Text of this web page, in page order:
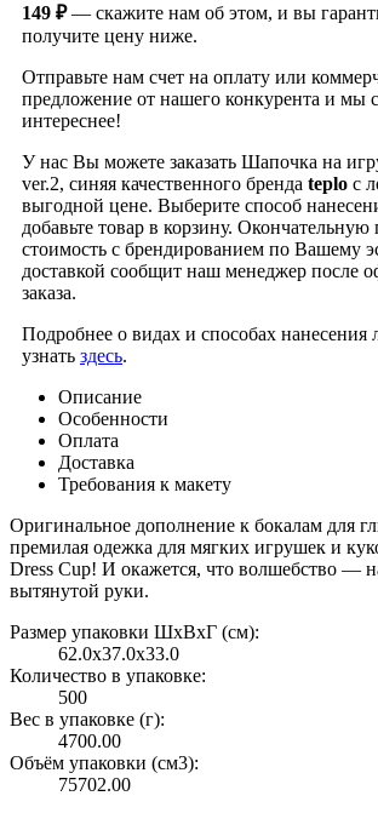
149 ₽— скажите нам об этом, и вы
получите цену ниже.
Отправьте нам счет на оплату или
предложение от нашего конкурента и мы
интереснее!
У нас Вы можете заказать Шапочка на
ver.2, синяя качественного бренда teplo с
выгодной цене. Выберите способ
добавьте товар в корзину.
стоимость с брендированием по Вашему
доставкой сообщит наш менеджер после
заказа.
Подробнее о видах и способах нанесения
узнать здесь.
Описание
Особенности
Оплата
Доставка
Требования к макету
Оригинальное дополнение к бокалам для
премилая одежка для мягких игрушек и
Dress Cup! И окажется, что волшебство —
вытянутой руки.
Размер упаковки ШxВxГ (см):
62.0x37.0x33.0
Количество в упаковке:
500
Вес в упаковке (г):
4700.00
Объём упаковки (см3):
75702.00